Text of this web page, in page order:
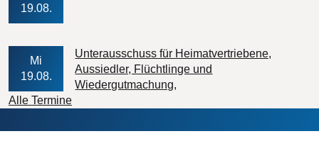
19.08.
Mi
19.08.
Unterausschuss für Heimatvertriebene,
Aussiedler, Flüchtlinge und
Wiedergutmachung
Alle Termine